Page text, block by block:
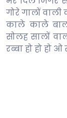
गोरे गालों
काले काले
सोलह सालों
रब्बा हो हो हो ओ